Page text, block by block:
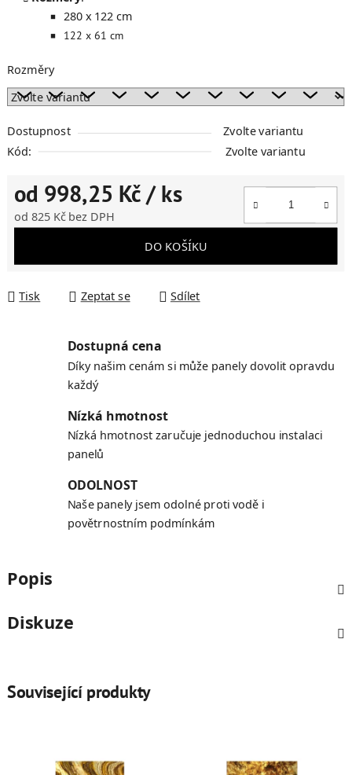
280 x 122 cm
122 x 61 cm
Rozměry
Dostupnost
Zvolte variantu
Kód:
Zvolte variantu
od 998,25 Kč/ ks
od 825 Kčbez DPH
DO KOŠÍKU
Tisk Zeptat se Sdílet
Dostupná cena
Díky našim cenám si může panely dovolit opravdu
každý
Nízká hmotnost
Nízká hmotnost zaručuje jednoduchou instalaci
panelů
ODOLNOST
Naše panely jsem odolné proti vodě i
povětrnostním podmínkám
Popis
Diskuze
Související produkty